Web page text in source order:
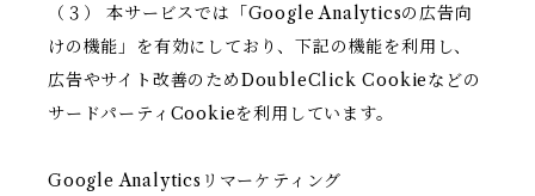
（３） 本サービスでは「Google Analyticsの広告向
けの機能」を有効にしており、下記の機能を利用し、
広告やサイト改善のためDoubleClick Cookieなどの
サードパーティCookieを利用しています。
Google Analyticsリマーケティング